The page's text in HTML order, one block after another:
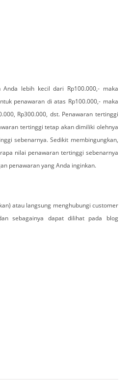
lebih kecil dari Rp100.000,- maka
penawaran di atas Rp100.000,- maka
Rp300.000, dst. Penawaran tertinggi
tertinggi tetap akan dimiliki olehnya
sebenarnya. Sedikit membingungkan,
nilai penawaran tertinggi sebenarnya
penawaran yang Anda inginkan.
atau langsung menghubungi customer
sebagainya dapat dilihat pada blog